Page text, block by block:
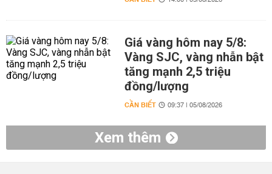
Giá vàng hôm nay 5/8:
Vàng SJC, vàng nhẫn bật
tăng mạnh 2,5 triệu
đồng/lượng
CẦN BIẾT 09:37 | 05/08/2026
Xem thêm